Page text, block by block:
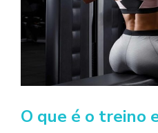
O que é o treino